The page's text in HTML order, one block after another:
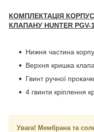
КОМПЛЕКТАЦІЯ
КЛАПАНУ HUNTER
Нижня частина
Верхня кришка
Гвинт ручної
4 гвинти кріплення
Увага! Мембрана та